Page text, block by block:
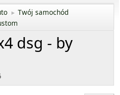
► Twój samochód
dsg - by